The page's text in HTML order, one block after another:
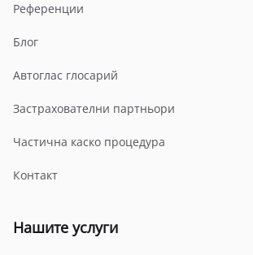
Референции
Блог
Автоглас глосарий
Застрахователни партньори
Частична каско процедура
Контакт
Нашите услуги